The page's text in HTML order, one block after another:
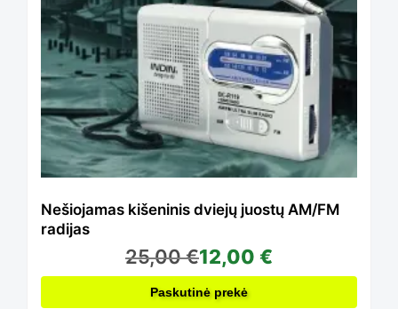
Nešiojamas kišeninis dviejų juostų AM/FM
radijas
25,00€12,00 €
Paskutinė prekė